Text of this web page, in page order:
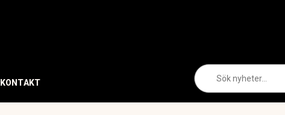
KONTAKT
for: